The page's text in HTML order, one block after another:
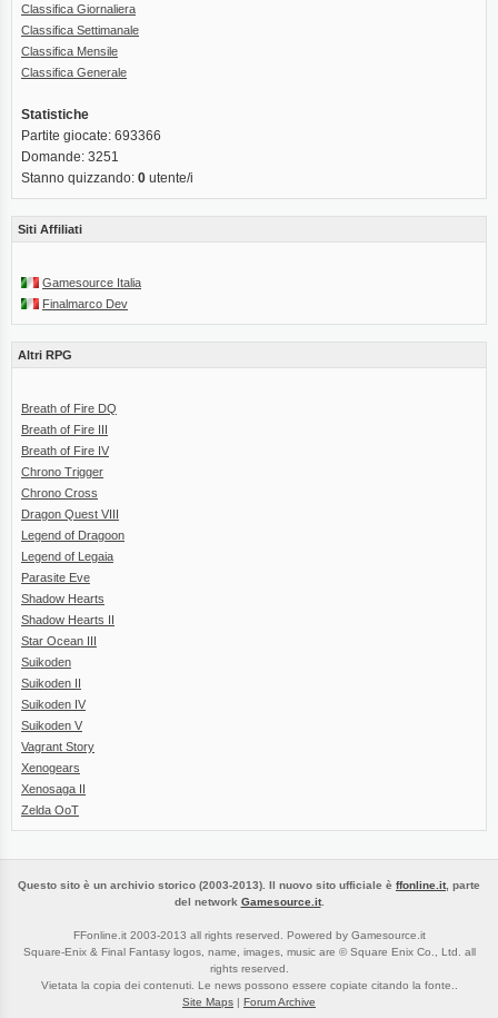
Classifica Giornaliera
Classifica Settimanale
Classifica Mensile
Classifica Generale
Statistiche
Partite giocate: 693366
Domande: 3251
Stanno quizzando: 0 utente/i
Siti Affiliati
Gamesource Italia
Finalmarco Dev
Altri RPG
Breath of Fire DQ
Breath of Fire III
Breath of Fire IV
Chrono Trigger
Chrono Cross
Dragon Quest VIII
Legend of Dragoon
Legend of Legaia
Parasite Eve
Shadow Hearts
Shadow Hearts II
Star Ocean III
Suikoden
Suikoden II
Suikoden IV
Suikoden V
Vagrant Story
Xenogears
Xenosaga II
Zelda OoT
Questo sito è un archivio storico (2003-2013). Il nuovo sito ufficiale è ffonline.it, parte
del network Gamesource.it.
FFonline.it 2003-2013 all rights reserved. Powered by Gamesource.it
Square-Enix & Final Fantasy logos, name, images, music are © Square Enix Co., Ltd. all
rights reserved.
Vietata la copia dei contenuti. Le news possono essere copiate citando la fonte..
Site Maps | Forum Archive